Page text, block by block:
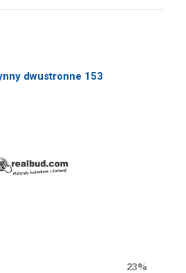
dwustronne 153
23%